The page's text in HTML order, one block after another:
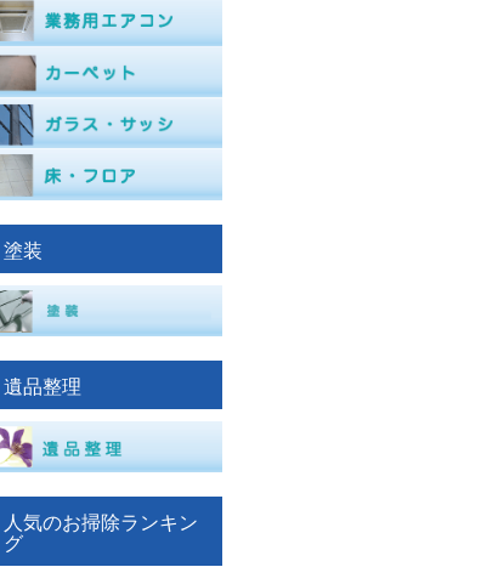
塗装
遺品整理
人気のお掃除ランキン
グ